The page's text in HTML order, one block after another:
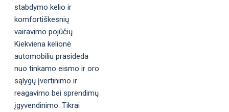
stabdymo kelio ir
komfortiškesnių
vairavimo pojūčių.
Kiekviena kelionė
automobiliu prasideda
nuo tinkamo eismo ir oro
sąlygų įvertinimo ir
reagavimo bei sprendimų
įgyvendinimo. Tikrai